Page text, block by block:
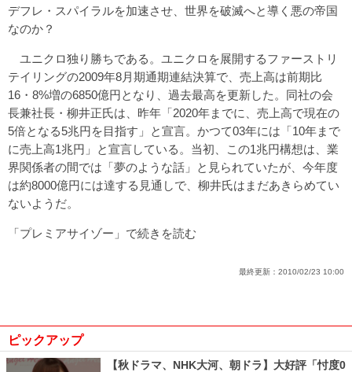
デフレ・スパイラルを加速させ、世界を破滅へと導く悪の帝国
なのか？
ユニクロ独り勝ちである。ユニクロを展開するファーストリ
テイリングの2009年8月期通期連結決算で、売上高は前期比
16・8%増の6850億円となり、過去最高を更新した。同社の会
長兼社長・柳井正氏は、昨年「2020年までに、売上高で現在の
5倍となる5兆円を目指す」と宣言。かつて03年には「10年まで
に売上高1兆円」と宣言している。当初、この1兆円構想は、業
界関係者の間では「夢のような話」と見られていたが、今年度
は約8000億円には達する見通しで、柳井氏はまだあきらめてい
ないようだ。
「プレミアサイゾー」で続きを読む
最終更新： 2010/02/23 10:00
ピックアップ
【秋ドラマ、NHK大河、朝ドラ】大好評「忖度0